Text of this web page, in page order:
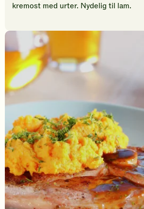
første
vurdere
denne
oppskriften.
kremost med urter. Nydelig til lam.